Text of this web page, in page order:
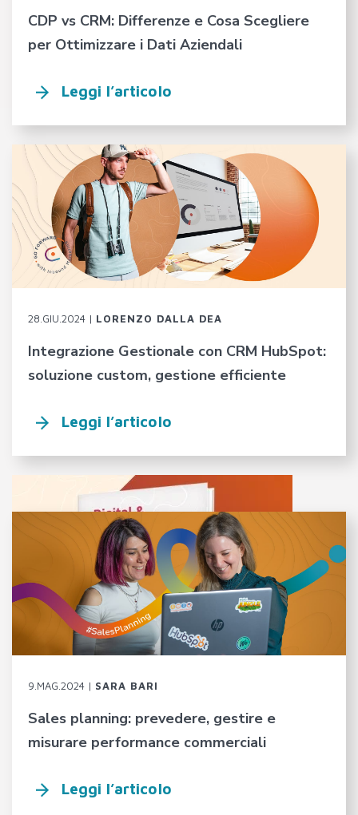
CDP vs CRM: Differenze e Cosa Scegliere
per Ottimizzare i Dati Aziendali
Leggi l’articolo
28.GIU.2024 | LORENZO DALLA DEA
Integrazione Gestionale con CRM HubSpot:
soluzione custom, gestione efficiente
Leggi l’articolo
9.MAG.2024 | SARA BARI
Sales planning: prevedere, gestire e
misurare performance commerciali
Leggi l’articolo